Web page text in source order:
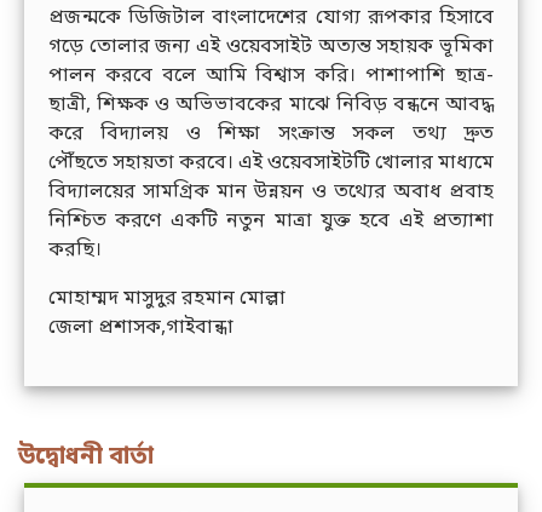
প্রজন্মকে ডিজিটাল বাংলাদেশের যোগ্য রূপকার হিসাবে
গড়ে তোলার জন্য এই ওয়েবসাইট অত্যন্ত সহায়ক ভূমিকা
পালন করবে বলে আমি বিশ্বাস করি। পাশাপাশি ছাত্র-
ছাত্রী, শিক্ষক ও অভিভাবকের মাঝে নিবিড় বন্ধনে আবদ্ধ
করে বিদ্যালয় ও শিক্ষা সংক্রান্ত সকল তথ্য দ্রুত
পৌঁছতে সহায়তা করবে। এই ওয়েবসাইটটি খোলার মাধ্যমে
বিদ্যালয়ের সামগ্রিক মান উন্নয়ন ও তথ্যের অবাধ প্রবাহ
নিশ্চিত করণে একটি নতুন মাত্রা যুক্ত হবে এই প্রত্যাশা
করছি।
মোহাম্মদ মাসুদুর রহমান মোল্লা
জেলা প্রশাসক,গাইবান্ধা
উদ্বোধনী বার্তা